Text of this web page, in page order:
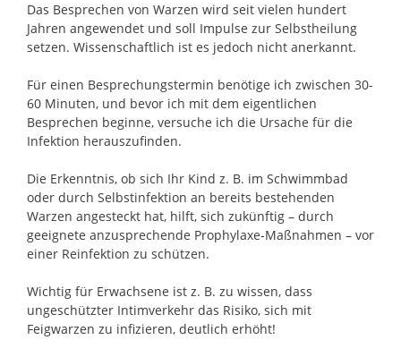
Das Besprechen von Warzen wird seit vielen hundert
Jahren angewendet und soll Impulse zur Selbstheilung
setzen. Wissenschaftlich ist es jedoch nicht anerkannt.
Für einen Besprechungstermin benötige ich zwischen 30-
60 Minuten, und bevor ich mit dem eigentlichen
Besprechen beginne, versuche ich die Ursache für die
Infektion herauszufinden.
Die Erkenntnis, ob sich Ihr Kind z. B. im Schwimmbad
oder durch Selbstinfektion an bereits bestehenden
Warzen angesteckt hat, hilft, sich zukünftig – durch
geeignete anzusprechende Prophylaxe-Maßnahmen – vor
einer Reinfektion zu schützen.
Wichtig für Erwachsene ist z. B. zu wissen, dass
ungeschützter Intimverkehr das Risiko, sich mit
Feigwarzen zu infizieren, deutlich erhöht!